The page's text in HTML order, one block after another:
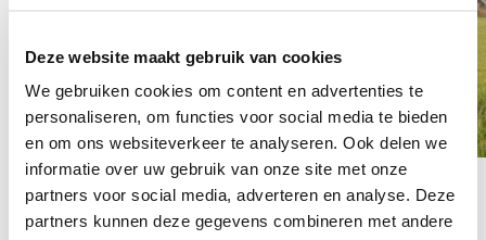
Deze website maakt gebruik van cookies
We gebruiken cookies om content en advertenties te
personaliseren, om functies voor social media te bieden
en om ons websiteverkeer te analyseren. Ook delen we
informatie over uw gebruik van onze site met onze
partners voor social media, adverteren en analyse. Deze
partners kunnen deze gegevens combineren met andere
Senioren honden: Liefde op latere